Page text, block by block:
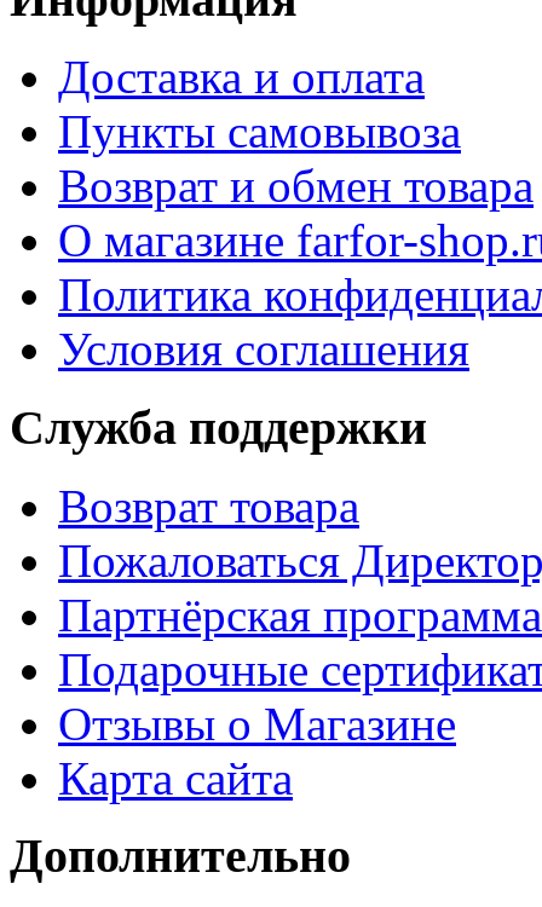
Доставка и оплата
Пункты самовывоза
Возврат и обмен товара
О магазине farfor-
Политика
Условия соглашения
Служба поддержки
Возврат товара
Пожаловаться
Партнёрская программа
Подарочные
Отзывы о Магазине
Карта сайта
Дополнительно